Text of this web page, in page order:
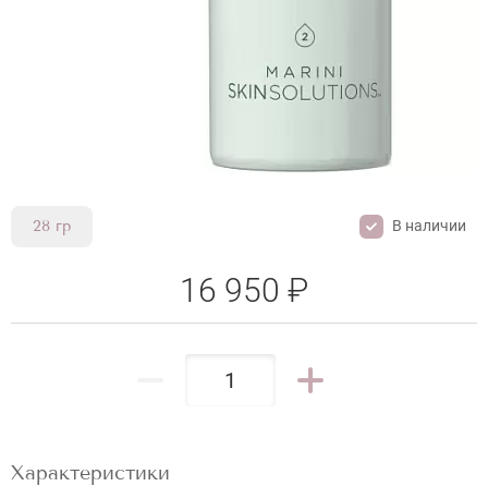
MARINI SKINSOLUTIONS C-ESTA FACE
28 гр В наличии
Характеристики
16 950 ₽